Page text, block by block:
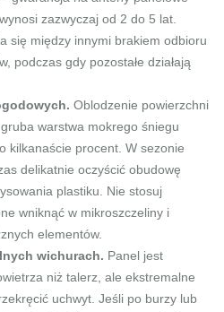
zazwyczaj od 2 do 5 lat.
się między innymi brakiem odbioru
podczas gdy pozostałe działają
Oblodzenie powierzchni
warstwa mokrego śniegu
kilkanaście procent. W sezonie
delikatnie oczyścić obudowę
plastiku. Nie stosuj
wniknąć w mikroszczeliny i
elementów.
wichurach. Panel jest
niż talerz, ale ekstremalne
uchwyt. Jeśli po burzy lub